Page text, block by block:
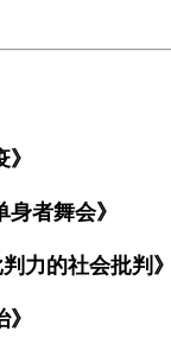
者舞会》
力的社会批判